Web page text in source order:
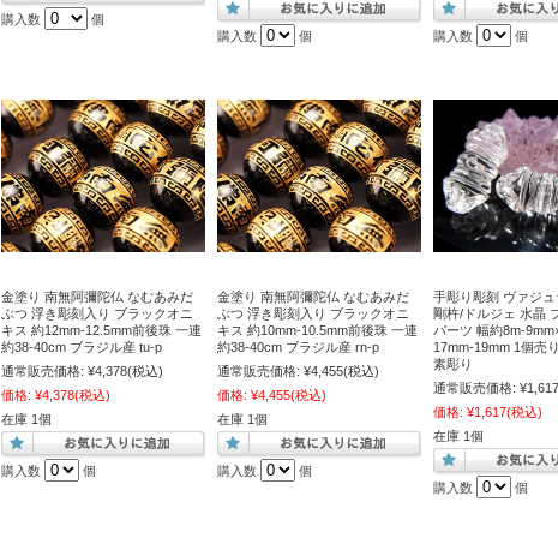
購入数
個
購入数
個 購入数 個
金塗り 南無阿彌陀仏 なむあみだ
ぶつ 浮き彫刻入り ブラックオニ
キス 約12mm-12.5mm前後珠 一連
約38-40cm ブラジル産 tu-p
通常販売価格: ¥4,378(税込)
価格: ¥4,378(税込)
在庫 1個
購入数 個
金塗り 南無阿彌陀仏 なむあみだ
ぶつ 浮き彫刻入り ブラックオニ
キス 約10mm-10.5mm前後珠 一連
約38-40cm ブラジル産 rn-p
通常販売価格: ¥4,455(税込)
価格: ¥4,455(税込)
在庫 1個
購入数 個
手彫り彫刻 ヴァジ
剛杵/ドルジェ 水晶
パーツ 幅約8m-
17mm-19mm 1個売
素彫り
通常販売価格: ¥1,617
価格: ¥1,617(税込)
在庫 1個
購入数 個